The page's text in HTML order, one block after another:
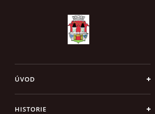
ÚVOD
HISTORIE